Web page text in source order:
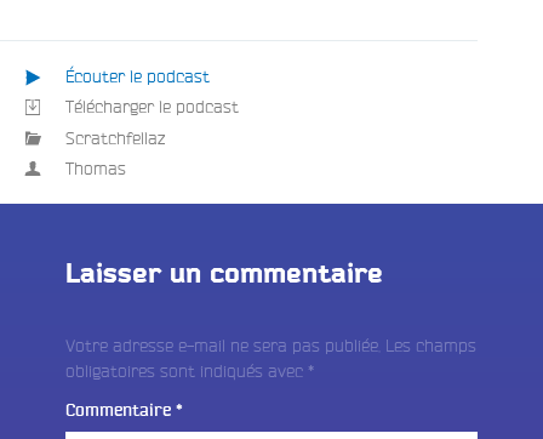
Écouter le podcast
Télécharger le podcast
Scratchfellaz
Thomas
Laisser un commentaire
Votre adresse e-mail ne sera pas publiée. Les champs
obligatoires sont indiqués avec *
Commentaire *